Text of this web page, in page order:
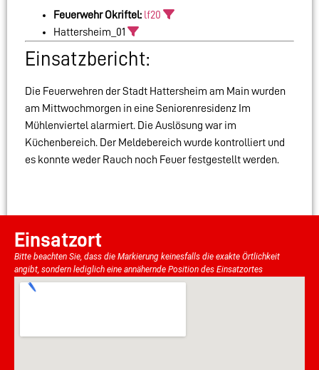
Feuerwehr Okriftel: lf20
Hattersheim_01
Einsatzbericht:
Die Feuerwehren der Stadt Hattersheim am Main wurden
am Mittwochmorgen in eine Seniorenresidenz Im
Mühlenviertel alarmiert. Die Auslösung war im
Küchenbereich. Der Meldebereich wurde kontrolliert und
es konnte weder Rauch noch Feuer festgestellt werden.
Einsatzort
Bitte beachten Sie, dass die Markierung keinesfalls die exakte Örtlichkeit
angibt, sondern lediglich eine annähernde Position des Einsatzortes